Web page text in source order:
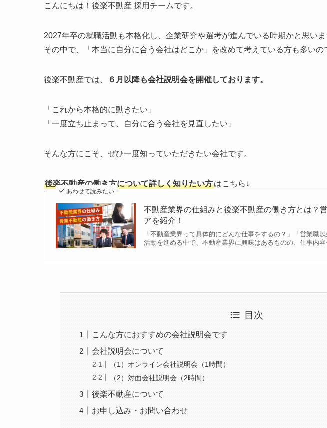
こんにちは！後楽不動産 採用チームです。
2027年卒の就職活動も本格化し、企業研究や選考が進んでいる時期かと思いま
その中で、「本当に自分に合う会社はどこか」を改めて考えている方も多いの
後楽不動産では、 ６月以降も会社説明会を開催しております。
「これから本格的に動きたい」
「一度立ち止まって、自分に合う会社を見直したい」
そんな方にこそ、ぜひ一度知っていただきたい会社です。
後楽不動産の働き方について詳しく知りたい方はこちら↓
あわせて読みたい
不動産業界の仕組みと後楽不動産の働き方とは？
アを紹介！
「不動産業界って具体的にどんな仕事をするの？」「営業職
活動を進める中で、不動産業界に興味はあるものの、仕事内
目次
こんな方におすすめの会社説明会です
会社説明会について
（1）オンライン会社説明会（1時間）
（2）対面会社説明会（2時間）
後楽不動産について
お申し込み・お問い合わせ